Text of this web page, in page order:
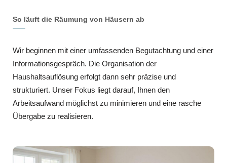
So läuft die Räumung von Häusern ab
Wir beginnen mit einer umfassenden Begutachtung und einer
Informationsgespräch. Die Organisation der
Haushaltsauflösung erfolgt dann sehr präzise und
strukturiert. Unser Fokus liegt darauf, Ihnen den
Arbeitsaufwand möglichst zu minimieren und eine rasche
Übergabe zu realisieren.